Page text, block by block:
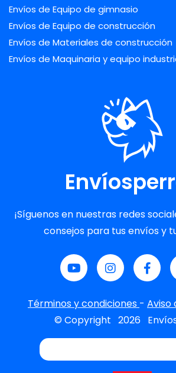
Envíos de Equipo de gimnasio
Envíos de Equipo de construcción
Envíos de Materiales de construcción
Envíos de Maquinaria y equipo
¡Síguenos en nuestras redes
consejos para tus envíos y
Términos y condiciones - Aviso
© Copyright 2026